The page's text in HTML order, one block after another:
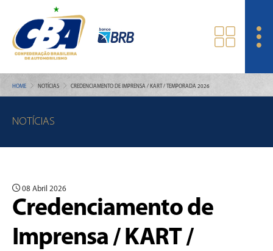
HOME NOTÍCIAS CREDENCIAMENTO DE IMPRENSA / KART / TEMPORADA 2026
NOTÍCIAS
08 Abril 2026
Credenciamento de
Imprensa / KART /